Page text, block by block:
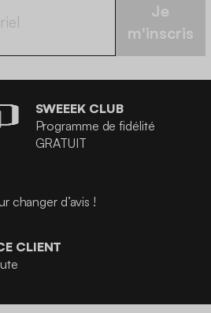
Je
m'inscris
SWEEEK CLUB
Programme de fidélité
GRATUIT
changer d’avis !
CLIENT